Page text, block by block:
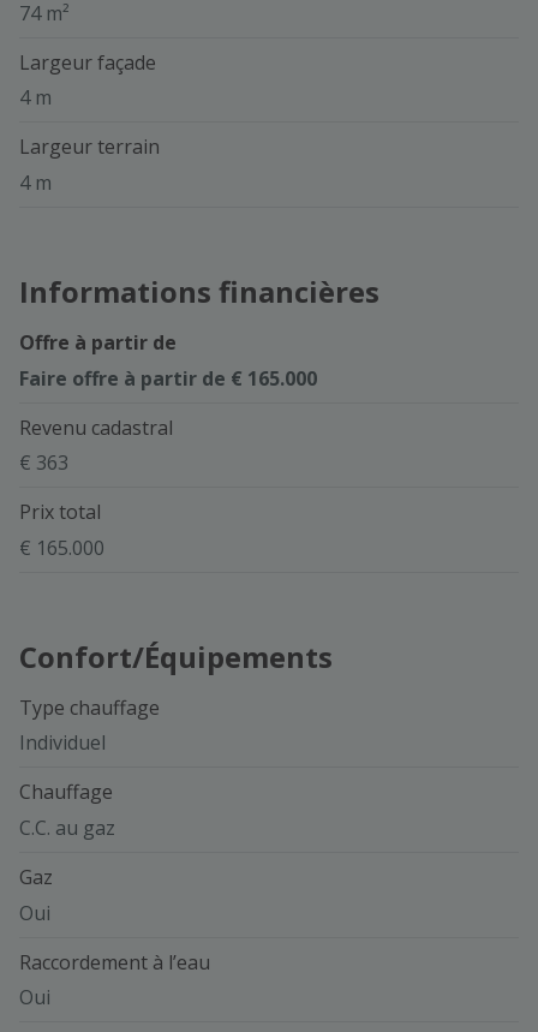
74 m²
Largeur façade
4 m
Largeur terrain
4 m
Informations financières
Offre à partir de
Faire offre à partir de € 165.000
Revenu cadastral
€ 363
Prix total
€ 165.000
Confort/Équipements
Type chauffage
Individuel
Chauffage
C.C. au gaz
Gaz
Oui
Raccordement à l’eau
Oui